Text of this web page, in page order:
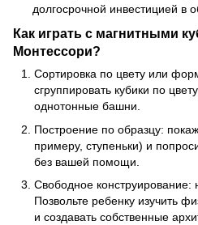
долгосрочной инвестицией в
Как играть с магнитными
Монтессори?
Сортировка по цвету или
сгруппировать кубики по
однотонные башни.
Построение по образцу:
примеру, ступеньки) и
без вашей помощи.
Свободное конструирование:
Позвольте ребенку изучить
и создавать собственные